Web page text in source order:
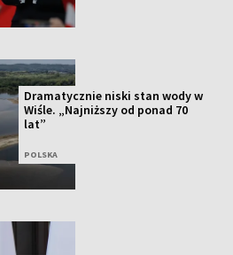
Dramatycznie niski stan wody w
Wiśle. „Najniższy od ponad 70
lat”
POLSKA